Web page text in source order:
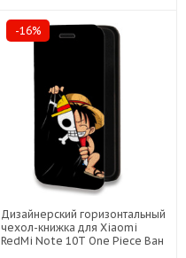
-16%
Дизайнерский горизонтальный
чехол-книжка для Xiaomi
RedMi Note 10T One Piece Ван